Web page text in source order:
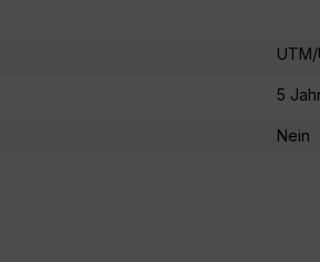
5
Nein